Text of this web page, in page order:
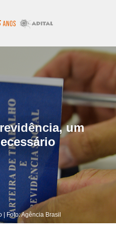
um
| Foto: Agência Brasil